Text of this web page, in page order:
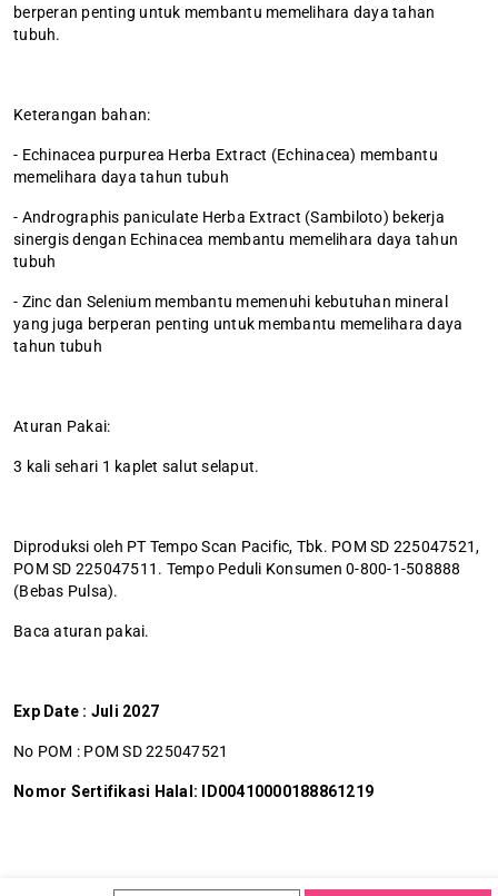
berperan penting untuk membantu memelihara daya tahan
tubuh.
Keterangan bahan:
- Echinacea purpurea Herba Extract (Echinacea) membantu
memelihara daya tahun tubuh
- Andrographis paniculate Herba Extract (Sambiloto) bekerja
sinergis dengan Echinacea membantu memelihara daya tahun
tubuh
- Zinc dan Selenium membantu memenuhi kebutuhan mineral
yang juga berperan penting untuk membantu memelihara daya
tahun tubuh
Aturan Pakai:
3 kali sehari 1 kaplet salut selaput.
Diproduksi oleh PT Tempo Scan Pacific, Tbk. POM SD 225047521,
POM SD 225047511. Tempo Peduli Konsumen 0-800-1-508888
(Bebas Pulsa).
Baca aturan pakai.
Exp Date : Juli 2027
No POM : POM SD 225047521
Nomor Sertifikasi Halal: ID00410000188861219